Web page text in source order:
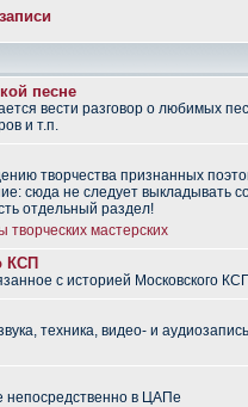
песне
вести разговор о любимых
и т.п.
творчества признанных
сюда не следует выкладывать
отдельный раздел!
творческих мастерских
КСП
с историей Московского
техника, видео- и
в ЦАПе